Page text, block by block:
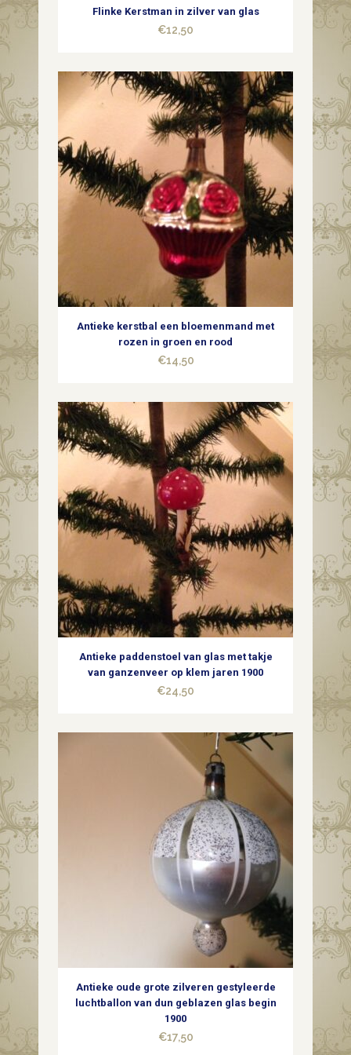
quantity
Flinke Kerstman in zilver van glas
€12,50
Antieke kerstbal een bloemenmand met
rozen in groen en rood
€14,50
Antieke paddenstoel van glas met takje
van ganzenveer op klem jaren 1900
€24,50
Antieke oude grote zilveren gestyleerde
luchtballon van dun geblazen glas begin
1900
€17,50